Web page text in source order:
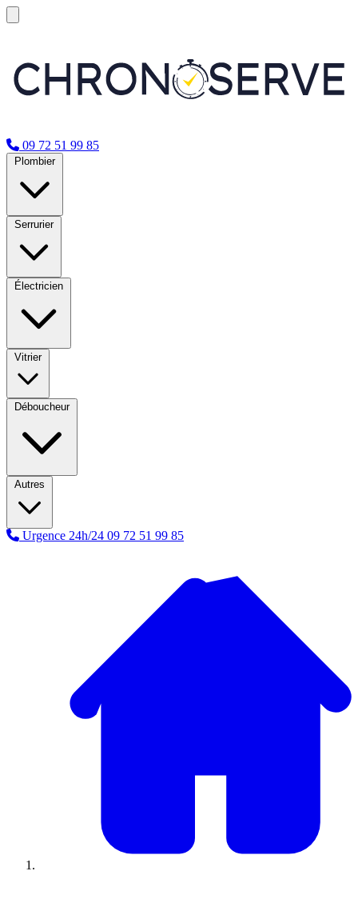
09 72 51 99 85
Plombier
Serrurier
Électricien
Vitrier
Déboucheur
Autres
Urgence 24h/24 09 72 51 99 85